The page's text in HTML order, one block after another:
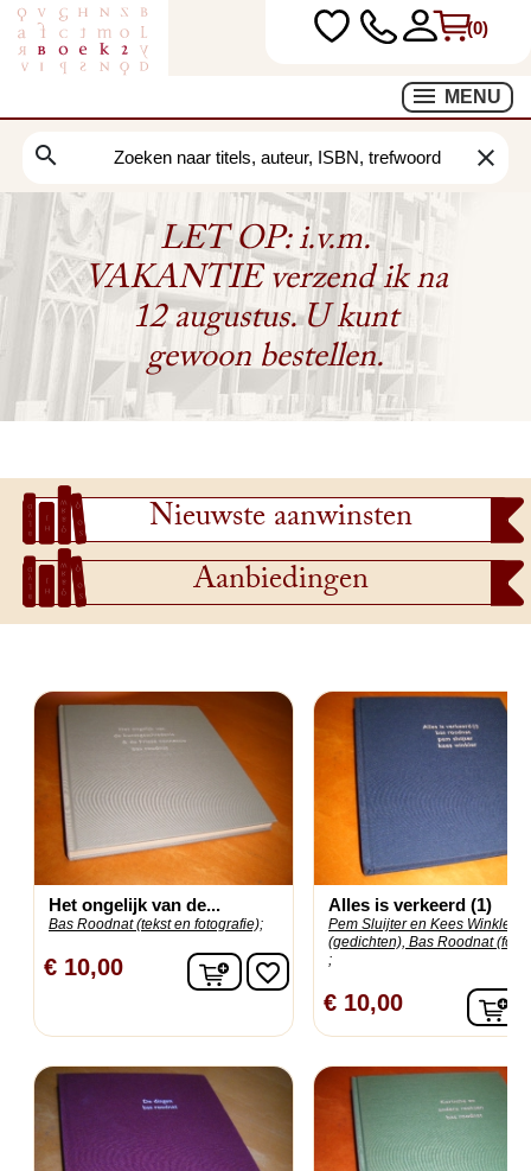
(0)
MENU
search clear
LET OP: i.v.m.
VAKANTIE verzend ik na
12 augustus. U kunt
gewoon bestellen.
Nieuwste aanwinsten
Aanbiedingen
Het ongelijk van de...
Bas Roodnat (tekst en fotografie);
€ 10,00 In winkelwagen
favorite_border
Alles is verkeerd (1)
Pem Sluijter en Kees Winkler
(gedichten), Bas Roodnat
;
€ 10,00